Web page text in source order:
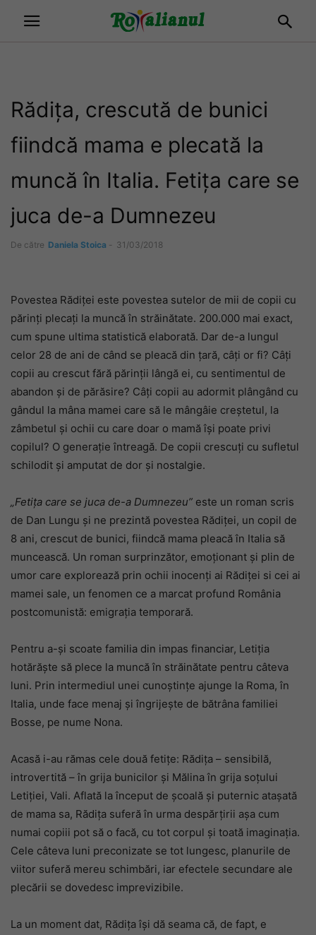
Rădița, crescută de bunici
fiindcă mama e plecată la
muncă în Italia. Fetița care se
juca de-a Dumnezeu
De către Daniela Stoica - 31/03/2018
Povestea Rădiței este povestea sutelor de mii de copii cu
părinți plecați la muncă în străinătate. 200.000 mai exact,
cum spune ultima statistică elaborată. Dar de-a lungul
celor 28 de ani de când se pleacă din țară, câți or fi? Câți
copii au crescut fără părinții lângă ei, cu sentimentul de
abandon și de părăsire? Câți copii au adormit plângând cu
gândul la mâna mamei care să le mângâie creștetul, la
zâmbetul și ochii cu care doar o mamă își poate privi
copilul? O generație întreagă. De copii crescuți cu sufletul
schilodit și amputat de dor și nostalgie.
„Fetița care se juca de-a Dumnezeu” este un roman scris
de Dan Lungu și ne prezintă povestea Rădiței, un copil de
8 ani, crescut de bunici, fiindcă mama pleacă în Italia să
muncească. Un roman surprinzător, emoționant și plin de
umor care explorează prin ochii inocenți ai Rădiței si cei ai
mamei sale, un fenomen ce a marcat profund România
postcomunistă: emigrația temporară.
Pentru a-și scoate familia din impas financiar, Letiția
hotărăște să plece la muncă în străinătate pentru câteva
luni. Prin intermediul unei cunoștințe ajunge la Roma, în
Italia, unde face menaj și îngrijește de bătrâna familiei
Bosse, pe nume Nona.
Acasă i-au rămas cele două fetițe: Rădița – sensibilă,
introvertită – în grija bunicilor și Mălina în grija soțului
Letiției, Vali. Aflată la început de școală și puternic atașată
de mama sa, Rădița suferă în urma despărțirii așa cum
numai copiii pot să o facă, cu tot corpul și toată imaginația.
Cele câteva luni preconizate se tot lungesc, planurile de
viitor suferă mereu schimbări, iar efectele secundare ale
plecării se dovedesc imprevizibile.
La un moment dat, Rădița își dă seama că, de fapt, e